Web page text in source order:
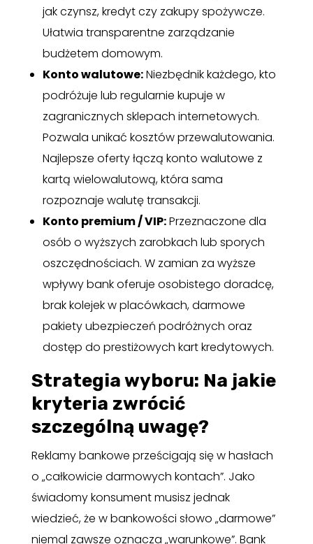
jak czynsz, kredyt czy zakupy spożywcze.
Ułatwia transparentne zarządzanie
budżetem domowym.
Konto walutowe:Niezbędnik każdego, kto
podróżuje lub regularnie kupuje w
zagranicznych sklepach internetowych.
Pozwala unikać kosztów przewalutowania.
Najlepsze oferty łączą konto walutowe z
kartą wielowalutową, która sama
rozpoznaje walutę transakcji.
Konto premium / VIP:Przeznaczone dla
osób o wyższych zarobkach lub sporych
oszczędnościach. W zamian za wyższe
wpływy bank oferuje osobistego doradcę,
brak kolejek w placówkach, darmowe
pakiety ubezpieczeń podróżnych oraz
dostęp do prestiżowych kart kredytowych.
Strategia wyboru: Na jakie
kryteria zwrócić
szczególną uwagę?
Reklamy bankowe prześcigają się w hasłach
o „całkowicie darmowych kontach”. Jako
świadomy konsument musisz jednak
wiedzieć, że w bankowości słowo „darmowe”
niemal zawsze oznacza „warunkowe”. Bank